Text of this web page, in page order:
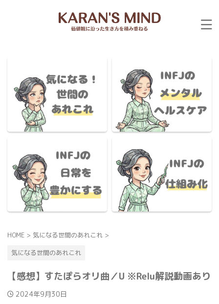
HOME > 気になる世間のあれこれ >
気になる世間のあれこれ
【感想】すたぽらオリ曲／U ※Relu解説動画あり
2024年9月30日